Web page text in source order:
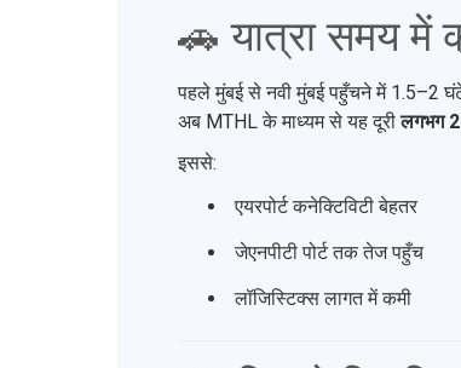
🚗 यात्रा समय में
पहले मुंबई से नवी मुंबई पहुँचने में
अब MTHL के माध्यम से यह दूरीलगभग
इससे:
एयरपोर्ट कनेक्टिविटी बेहतर
जेएनपीटी पोर्ट तक तेज पहुँच
लॉजिस्टिक्स लागत में कमी